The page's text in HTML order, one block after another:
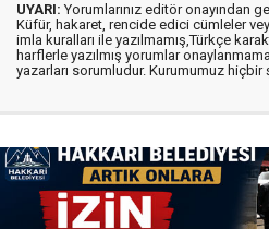
UYARI: Yorumlarınız editör onayından
Küfür, hakaret, rencide edici cümleler
imla kuralları ile yazılmamış,Türkçe
harflerle yazılmış yorumlar
yazarları sorumludur. Kurumumuz